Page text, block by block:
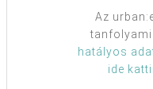
Az
hatályos
ide